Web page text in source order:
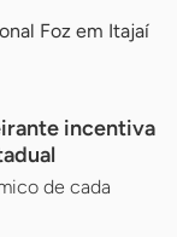
Foz em Itajaí
incentiva
de cada